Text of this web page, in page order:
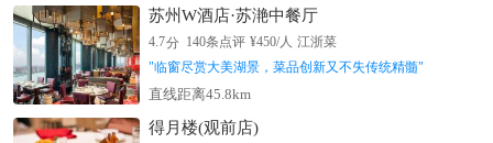
苏州W酒店·苏滟中餐厅
4.7分 140条点评 ¥450/人 江浙菜
"临窗尽赏大美湖景，菜品创新又不失传统精髓"
直线距离45.8km
得月楼(观前店)